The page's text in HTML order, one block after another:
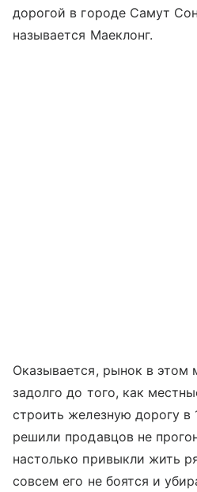
дорогой в городе Самут
называется Маеклонг.
Оказывается, рынок в этом
задолго до того, как
строить железную дорогу в
решили продавцов не
настолько привыкли жить
совсем его не боятся и